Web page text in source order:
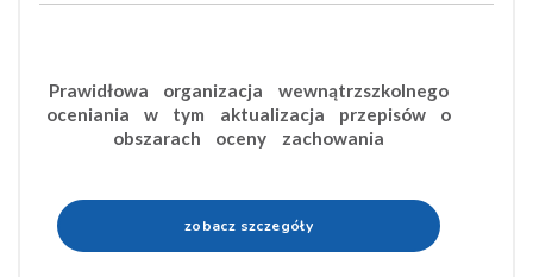
Prawidłowa organizacja wewnątrzszkolnego
oceniania w tym aktualizacja przepisów o
obszarach oceny zachowania
zobacz szczegóły